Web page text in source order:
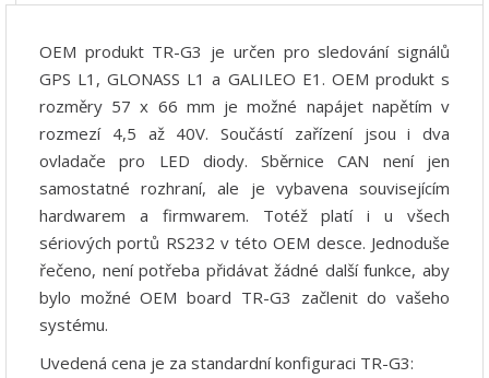
OEM produkt TR-G3 je určen pro sledování signálů
GPS L1, GLONASS L1 a GALILEO E1. OEM produkt s
rozměry 57 x 66 mm je možné napájet napětím v
rozmezí 4,5 až 40V. Součástí zařízení jsou i dva
ovladače pro LED diody. Sběrnice CAN není jen
samostatné rozhraní, ale je vybavena souvisejícím
hardwarem a firmwarem. Totéž platí i u všech
sériových portů RS232 v této OEM desce. Jednoduše
řečeno, není potřeba přidávat žádné další funkce, aby
bylo možné OEM board TR-G3 začlenit do vašeho
systému.
Uvedená cena je za standardní konfiguraci TR-G3: